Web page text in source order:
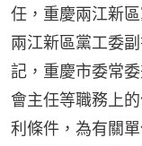
任，重慶兩江新
兩江新區黨工委
記，重慶市委常
會主任等職務上
利條件，為有關